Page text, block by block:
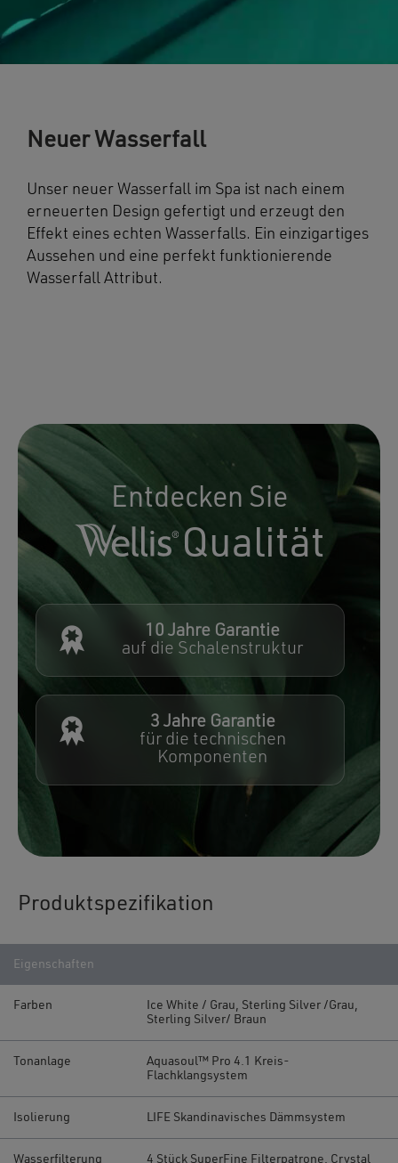
Neuer Wasserfall
Unser neuer Wasserfall im Spa ist nach einem
erneuerten Design gefertigt und erzeugt den
Effekt eines echten Wasserfalls. Ein einzigartiges
Aussehen und eine perfekt funktionierende
Wasserfall Attribut.
Entdecken Sie
Qualität
10 Jahre Garantie
auf die Schalenstruktur
3 Jahre Garantie
für die technischen
Komponenten
Produktspezifikation
Eigenschaften
Farben
Ice White / Grau, Sterling Silver /Grau,
Sterling Silver/ Braun
Tonanlage
Aquasoul™ Pro 4.1 Kreis-
Flachklangsystem
Isolierung LIFE Skandinavisches Dämmsystem
Wasserfilterung 4 Stück SuperFine Filterpatrone, Crystal